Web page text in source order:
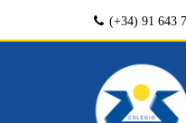
(+34) 91 643